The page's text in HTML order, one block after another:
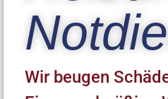
Wir beugen